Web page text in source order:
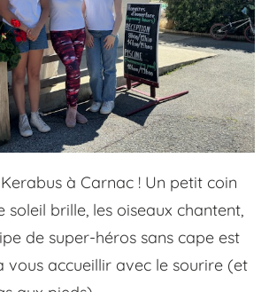
à Carnac ! Un petit coin
soleil brille, les oiseaux chantent,
de super-héros sans cape est
vous accueillir avec le sourire (et